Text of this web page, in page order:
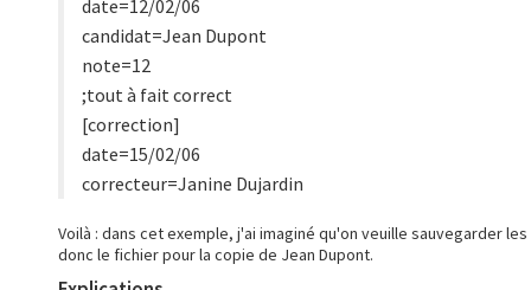
date=12/02/06
candidat=Jean Dupont
note=12
;tout à fait correct
[correction]
date=15/02/06
correcteur=Janine Dujardin
Voilà : dans cet exemple, j'ai imaginé qu'on veuille sauvegarder
donc le fichier pour la copie de Jean Dupont.